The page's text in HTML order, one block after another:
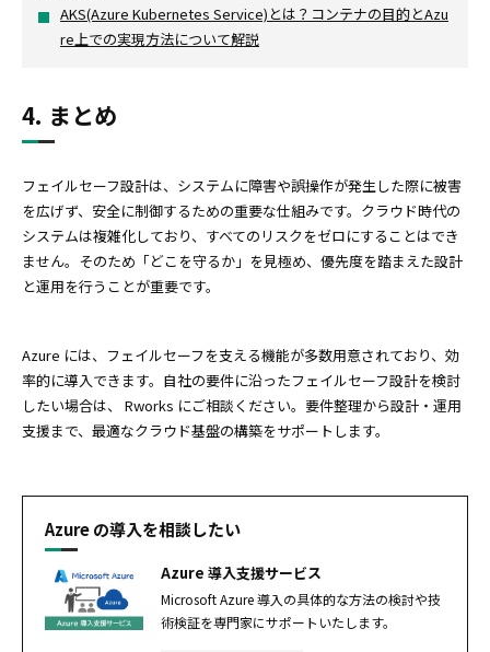
AKS(Azure Kubernetes Service)とは？コンテナの目的とAzu
re上での実現方法について解説
4. まとめ
フェイルセーフ設計は、システムに障害や誤操作が発生した際に被害
を広げず、安全に制御するための重要な仕組みです。クラウド時代の
システムは複雑化しており、すべてのリスクをゼロにすることはでき
ません。そのため「どこを守るか」を見極め、優先度を踏まえた設計
と運用を行うことが重要です。
Azure には、フェイルセーフを支える機能が多数用意されており、効
率的に導入できます。自社の要件に沿ったフェイルセーフ設計を検討
したい場合は、 Rworks にご相談ください。要件整理から設計・運用
支援まで、最適なクラウド基盤の構築をサポートします。
Azure の導入を相談したい
Azure 導入支援サービス
Microsoft Azure 導入の具体的な方法の検討や技
術検証を専門家にサポートいたします。